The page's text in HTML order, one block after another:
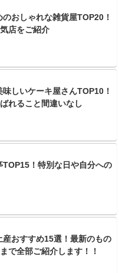
おしゃれな雑貨屋TOP20！
店をご紹介
しいケーキ屋さんTOP10！
れること間違いなし
TOP15！特別な日や自分への
産おすすめ15選！最新のもの
で全部ご紹介します！！